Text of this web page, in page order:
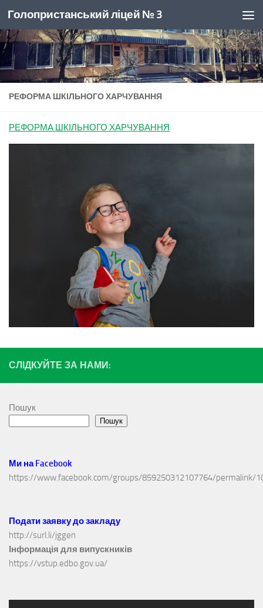
Skip to content
Голопристанський ліцей № 3
РЕФОРМА ШКІЛЬНОГО ХАРЧУВАННЯ
РЕФОРМА ШКІЛЬНОГО ХАРЧУВАННЯ
СЛІДКУЙТЕ ЗА НАМИ:
Пошук
Пошук
Ми на Facebook
https://www.facebook.com/groups/859250312107764/permalink/
Подати заявку до закладу
http://surl.li/jggen
Інформація для випускників
https://vstup.edbo.gov.ua/